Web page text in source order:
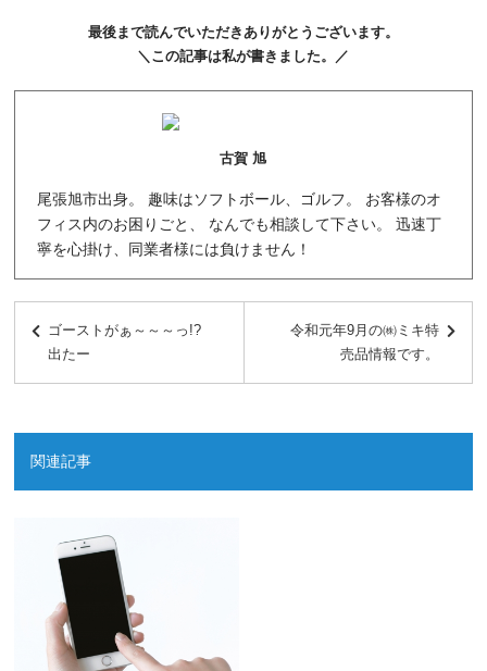
最後まで読んでいただきありがとうございます。
＼この記事は私が書きました。／
古賀 旭
尾張旭市出身。 趣味はソフトボール、ゴルフ。 お客様のオ
フィス内のお困りごと、 なんでも相談して下さい。 迅速丁
寧を心掛け、同業者様には負けません！
ゴーストがぁ～～～っ!?
出たー
令和元年9月の㈱ミキ特
売品情報です。
関連記事